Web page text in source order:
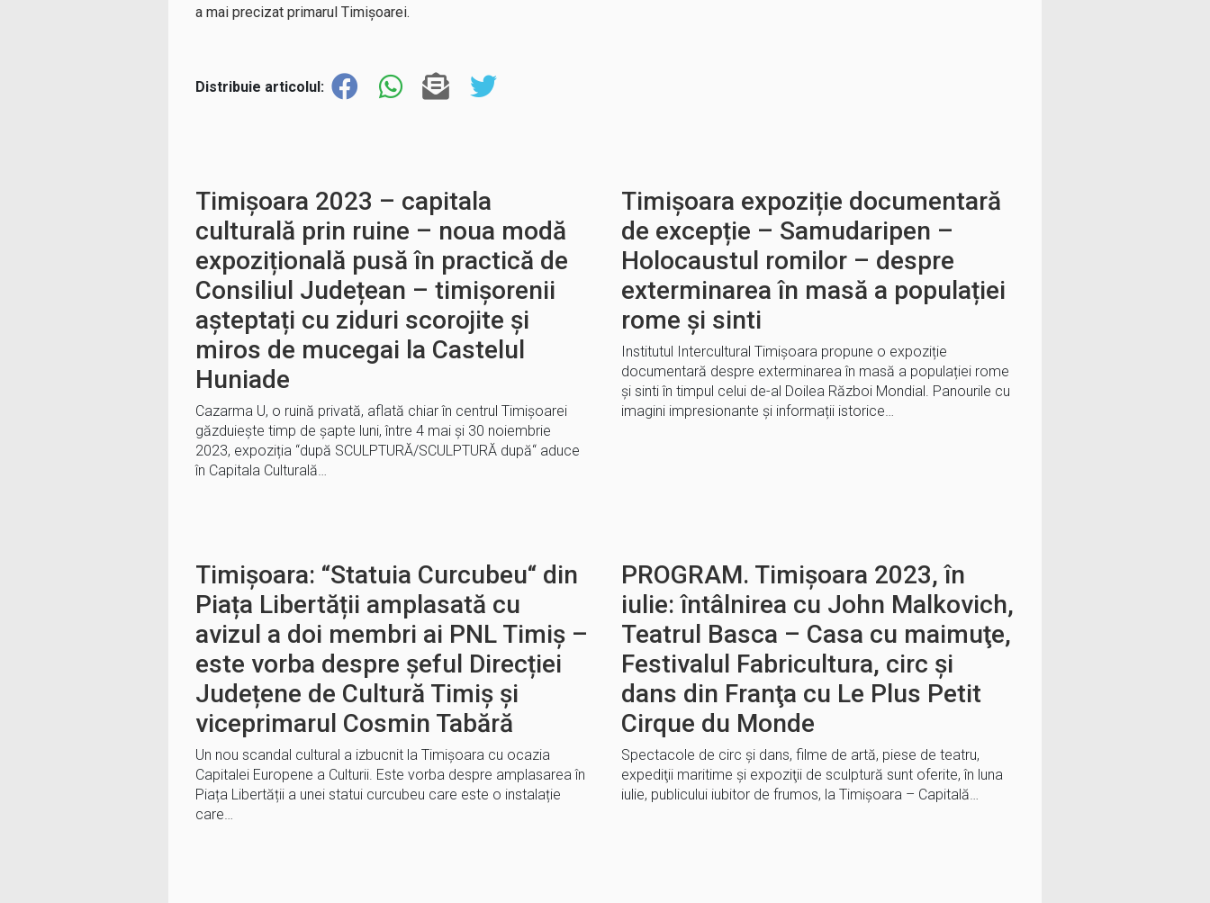
a mai precizat primarul Timișoarei.
Distribuie articolul:
Timișoara 2023 – capitala
culturală prin ruine – noua modă
expozițională pusă în practică de
Consiliul Județean – timișorenii
așteptați cu ziduri scorojite și
miros de mucegai la Castelul
Huniade
Cazarma U, o ruină privată, aflată chiar în centrul Timișoarei
găzduiește timp de șapte luni, între 4 mai și 30 noiembrie
2023, expoziția “după SCULPTURĂ/SCULPTURĂ după“ aduce
în Capitala Culturală…
Timișoara expoziție documentară
de excepție – Samudaripen –
Holocaustul romilor – despre
exterminarea în masă a populației
rome și sinti
Institutul Intercultural Timișoara propune o expoziție
documentară despre exterminarea în masă a populației rome
și sinti în timpul celui de-al Doilea Război Mondial. Panourile cu
imagini impresionante și informații istorice…
Timișoara: “Statuia Curcubeu“ din
Piața Libertății amplasată cu
avizul a doi membri ai PNL Timiș –
este vorba despre șeful Direcției
Județene de Cultură Timiș și
viceprimarul Cosmin Tabără
Un nou scandal cultural a izbucnit la Timișoara cu ocazia
Capitalei Europene a Culturii. Este vorba despre amplasarea în
Piața Libertății a unei statui curcubeu care este o instalație
care…
PROGRAM. Timișoara 2023, în
iulie: întâlnirea cu John Malkovich,
Teatrul Basca – Casa cu maimuţe,
Festivalul Fabricultura, circ şi
dans din Franţa cu Le Plus Petit
Cirque du Monde
Spectacole de circ şi dans, filme de artă, piese de teatru,
expediţii maritime şi expoziţii de sculptură sunt oferite, în luna
iulie, publicului iubitor de frumos, la Timişoara – Capitală…